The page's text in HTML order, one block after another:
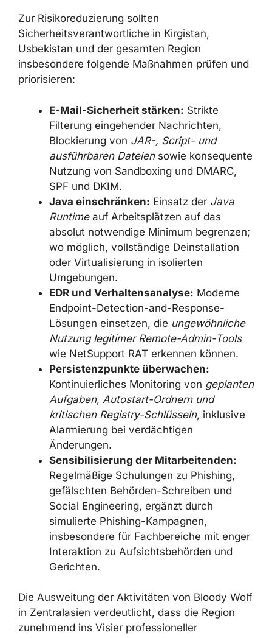
Gefährdungspotenzial haben wie moderne
Trojaner oder Exploit-Kits. Gelangt ein solcher
Remote-Access-Trojaner in das Netzwerk
einer Bank oder Behörde, drohen
Datendiebstahl, unautorisierte
Regierungsdaten und potenzielle Supply-
Chain-Angriffe auf Partnerorganisationen.
Zur Risikoreduzierung sollten
Sicherheitsverantwortliche in Kirgistan,
Usbekistan und der gesamten Region
insbesondere folgende Maßnahmen prüfen
und priorisieren:
E-Mail-Sicherheit stärken:Strikte
Filterung eingehender Nachrichten,
Blockierung von
ausführbaren Dateiensowie
konsequente Nutzung von Sandboxing
und DMARC, SPF und DKIM.
Java einschränken:Einsatz derJava
Runtimeauf Arbeitsplätzen auf das
absolut notwendige Minimum
begrenzen; wo möglich, vollständige
Deinstallation oder Virtualisierung in
isolierten Umgebungen.
EDR und Verhaltensanalyse:
Endpoint-Detection-and-Response-
Lösungen einsetzen, die
ungewöhnliche Nutzung legitimer
Remote-Admin-Toolswie NetSupport
RAT erkennen können.
Persistenzpunkte überwachen:
Kontinuierliches Monitoring von
geplanten Aufgaben, Autostart-Ordnern
und kritischen Registry-Schlüsseln
Änderungen.
Sensibilisierung der Mitarbeitenden:
Regelmäßige Schulungen zu Phishing,